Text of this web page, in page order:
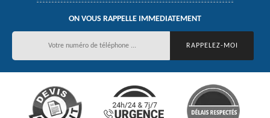
ON VOUS RAPPELLE IMMEDIATEMENT